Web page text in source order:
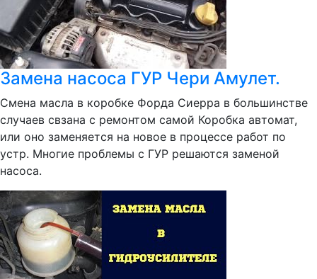
Замена насоса ГУР Чери Амулет.
Смена масла в коробке Форда Сиерра в большинстве
случаев свзана с ремонтом самой Коробка автомат,
или оно заменяется на новое в процессе работ по
устр. Многие проблемы с ГУР решаются заменой
насоса.